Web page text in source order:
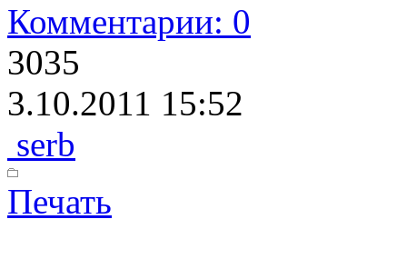
Комментарии: 0
3035
3.10.2011 15:52
serb
Печать